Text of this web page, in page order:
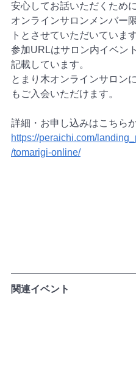
安心してお話いただくため
オンラインサロンメンバー
トとさせていただいています
参加URLはサロン内イベン
記載しています。
とまり木オンラインサロン
もご入会いただけます。
詳細・お申し込みはこちら
https://peraichi.com/
/tomarigi-online/
関連イベント